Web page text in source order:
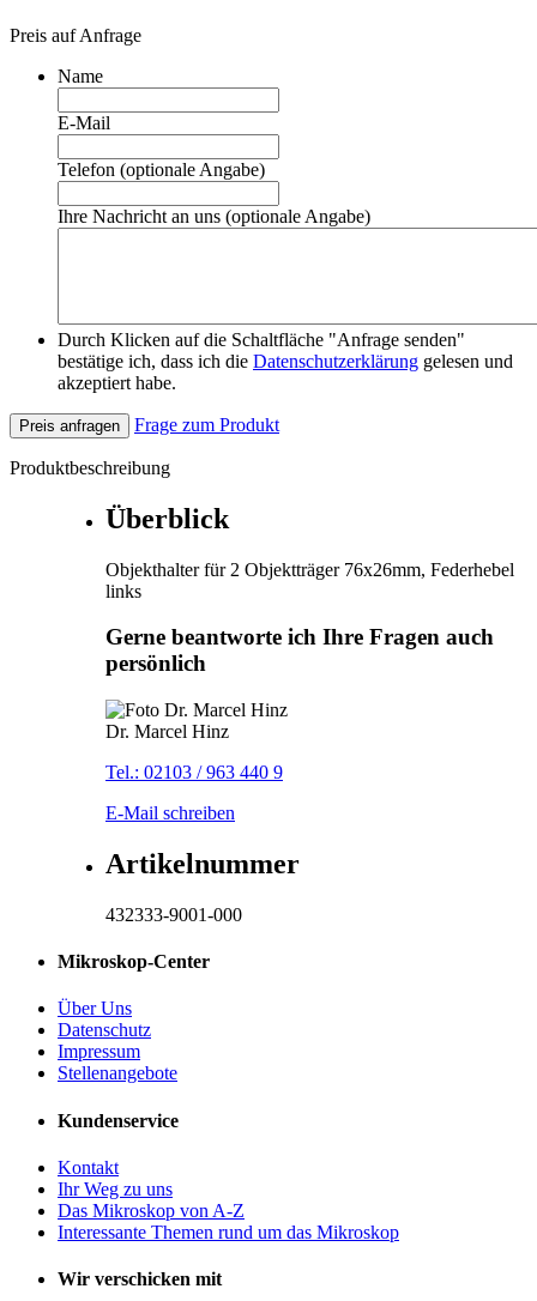
Preis auf Anfrage
Name
E-Mail
Telefon (optionale Angabe)
Ihre Nachricht an uns (optionale Angabe)
Durch Klicken auf die Schaltfläche "Anfrage senden"
bestätige ich, dass ich die Datenschutzerklärung gelesen und
akzeptiert habe.
Preis anfragen Frage zum Produkt
Produktbeschreibung
Überblick
Objekthalter für 2 Objektträger 76x26mm, Federhebel
links
Gerne beantworte ich Ihre Fragen auch
persönlich
Dr. Marcel Hinz
Tel.: 02103 / 963 440 9
E-Mail schreiben
Artikelnummer
432333-9001-000
Mikroskop-Center
Über Uns
Datenschutz
Impressum
Stellenangebote
Kundenservice
Kontakt
Ihr Weg zu uns
Das Mikroskop von A-Z
Interessante Themen rund um das Mikroskop
Wir verschicken mit